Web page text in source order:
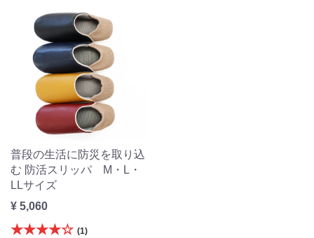
普段の生活に防災を取り込
む 防活スリッパ M・L・
LLサイズ
¥ 5,060
★★★★☆ (1)